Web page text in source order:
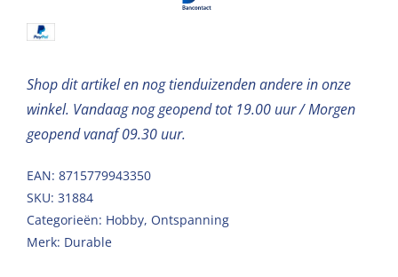
Shop dit artikel en nog tienduizenden andere in onze
winkel. Vandaag nog geopend tot 19.00 uur / Morgen
geopend vanaf 09.30 uur.
EAN: 8715779943350
SKU: 31884
Categorieën: Hobby, Ontspanning
Merk: Durable